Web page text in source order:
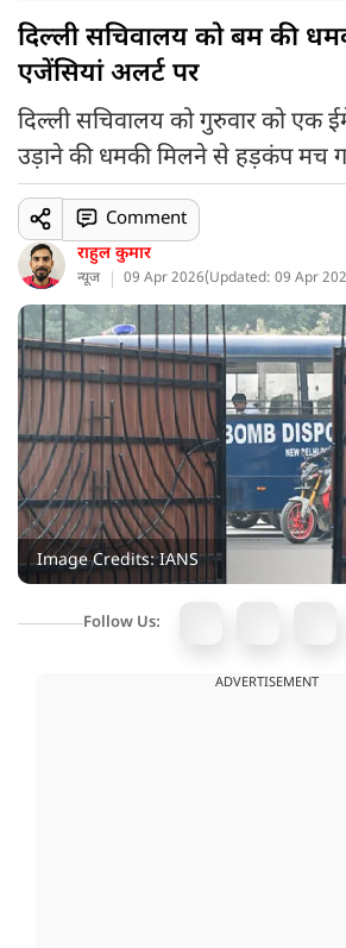
दिल्ली सचिवालय को बम की
एजेंसियां अलर्ट पर
दिल्ली सचिवालय को गुरुवार को एक
उड़ाने की धमकी मिलने से हड़कंप मच
राहुल कुमार
न्यूज 09 Apr 2026(Updated: 09 Apr
Comment
Image Credits: IANS
Follow Us:
ADVERTISEMENT